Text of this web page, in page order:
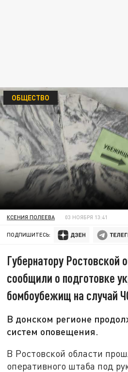
ОБЩЕСТВО
КСЕНИЯ ПОЛЕЕВА 03 НОЯБРЯ 13:41
ПОДПИШИТЕСЬ:
Губернатору Ростовской
сообщили о подготовке
бомбоубежищ на случай
В донском регионе
систем оповещения.
В Ростовской области
оперативного штаба под